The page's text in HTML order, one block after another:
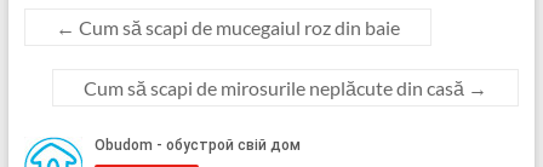
← Cum să scapi de mucegaiul roz din baie
Cum să scapi de mirosurile neplăcute din casă →